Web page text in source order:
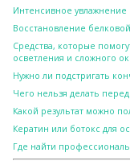
Интенсивное
Восстановление
Средства, которые
осветления и сложного
Нужно ли подстригать
Чего нельзя делать
Какой результат можно
Кератин или ботокс для
Где найти